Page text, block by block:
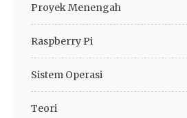
Proyek Menengah
Raspberry Pi
Sistem Operasi
Teori